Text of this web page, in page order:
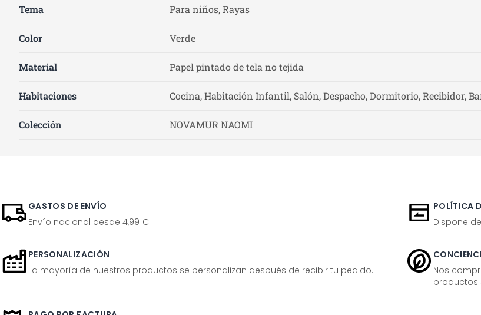
Tema Para niños, Rayas
Color Verde
Material Papel pintado de tela no tejida
Habitaciones Cocina, Habitación Infantil, Salón, Despacho, Dormitorio, Recibidor,
Colección NOVAMUR NAOMI
GASTOS DE ENVÍO
Envío nacional desde 4,99 €.
POLÍTICA
Dispone
PERSONALIZACIÓN
La mayoría de nuestros productos se personalizan después de recibir tu pedido.
Nos
productos